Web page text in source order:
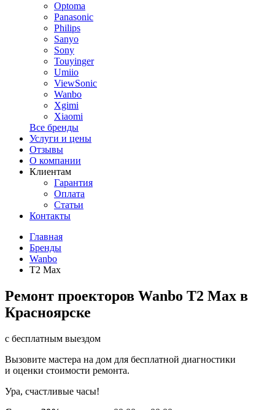
Optoma
Panasonic
Philips
Sanyo
Sony
Touyinger
Umiio
ViewSonic
Wanbo
Xgimi
Xiaomi
Все бренды
Услуги и цены
Отзывы
О компании
Клиентам
Гарантия
Оплата
Статьи
Контакты
Главная
Бренды
Wanbo
T2 Max
Ремонт проекторов Wanbo T2 Max в
Красноярске
с бесплатным выездом
Вызовите мастера на дом для бесплатной диагностики
и оценки стоимости ремонта.
Ура, счастливые часы!